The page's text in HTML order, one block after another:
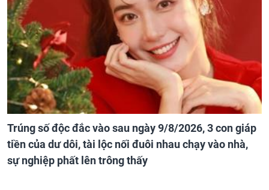
Trúng số độc đắc vào sau ngày 9/8/2026, 3 con giáp
tiền của dư dôi, tài lộc nối đuôi nhau chạy vào nhà,
sự nghiệp phất lên trông thấy